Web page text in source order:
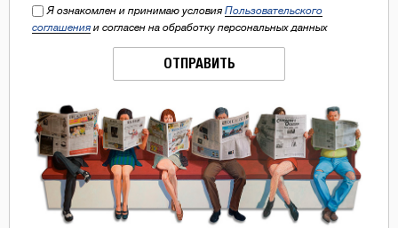
Я ознакомлен и принимаю условия Пользовательского
соглашения и согласен на обработку персональных данных
ОТПРАВИТЬ